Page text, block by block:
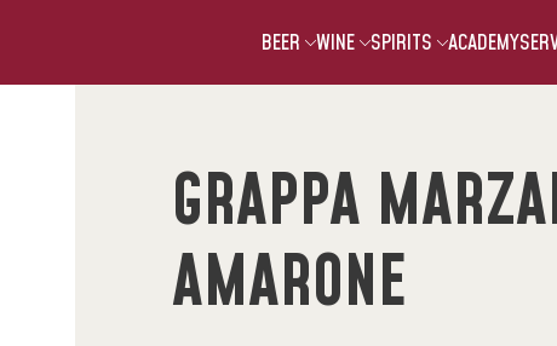
BEER WINE SPIRITS ACADEMY
GRAPPA
AMARONE